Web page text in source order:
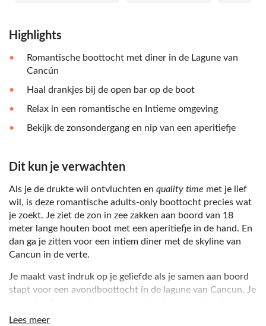
Highlights
Romantische boottocht met diner in de Lagune van
Cancún
Haal drankjes bij de open bar op de boot
Relax in een romantische en Intieme omgeving
Bekijk de zonsondergang en nip van een aperitiefje
Dit kun je verwachten
Als je de drukte wil ontvluchten en quality time met je lief
wil, is deze romantische adults-only boottocht precies wat
je zoekt. Je ziet de zon in zee zakken aan boord van 18
meter lange houten boot met een aperitiefje in de hand. En
dan ga je zitten voor een intiem diner met de skyline van
Cancun in de verte.
Je maakt vast indruk op je geliefde als je samen aan boord
stapt voor een avondboottocht in de lagune van Cancun. Je
horizon begint te zakken en de hemel oogverblindend is als
Lees meer